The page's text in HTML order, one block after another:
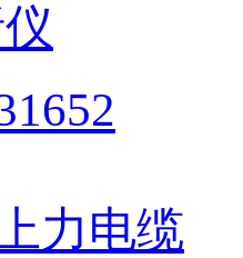
力电缆